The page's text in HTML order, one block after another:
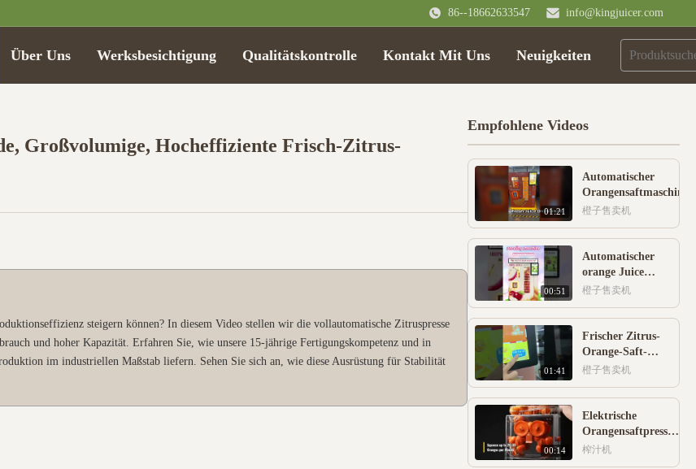
86--18662633547 info@kingjuicer.com
Über Uns Werksbesichtigung Qualitätskontrolle Kontakt Mit Uns Neuigkeiten
Großvolumige, Hocheffiziente Frisch-Zitrus-
steigern können? In diesem Video stellen wir die vollautomatische Zitruspresse
und hoher Kapazität. Erfahren Sie, wie unsere 15-jährige Fertigungskompetenz und in
im industriellen Maßstab liefern. Sehen Sie sich an, wie diese Ausrüstung für Stabilität
Empfohlene Videos
01:21
Automatischer
für Indien
橙子售卖机
00:51
Automatischer
orange Juice
Vending Machine
橙子售卖机
01:41
Frischer Zitrus-
Orange-Saft-
Verkaufsautomaten
Steuerung
橙子售卖机
00:14
Elektrische
Orangensaftpresse,
frisch gepresst,
korrosionsbeständig
榨汁机